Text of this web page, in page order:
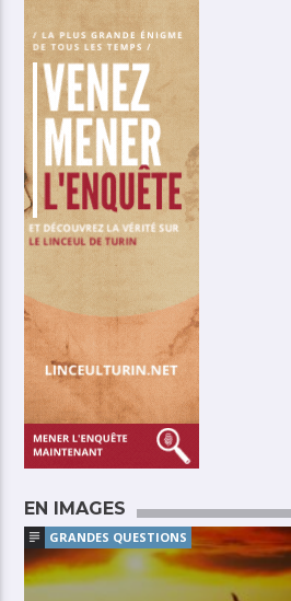
EN IMAGES
GRANDES QUESTIONS